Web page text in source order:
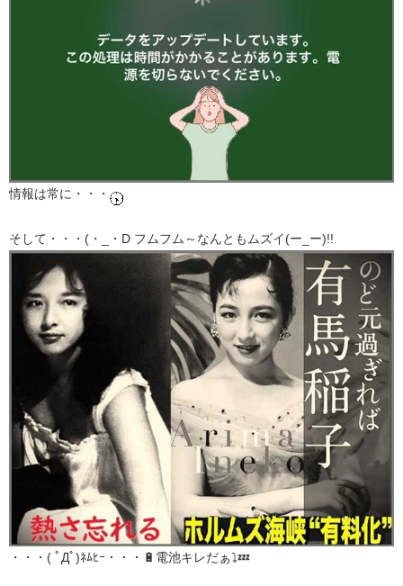
情報は常に・・・
そして・・・(・_・D フムフム～なんともムズイ(ー_ー)!!
・・・( ﾟДﾟ)ﾈﾑﾋｰ・・・🔋電池キレだぁ⤵💤